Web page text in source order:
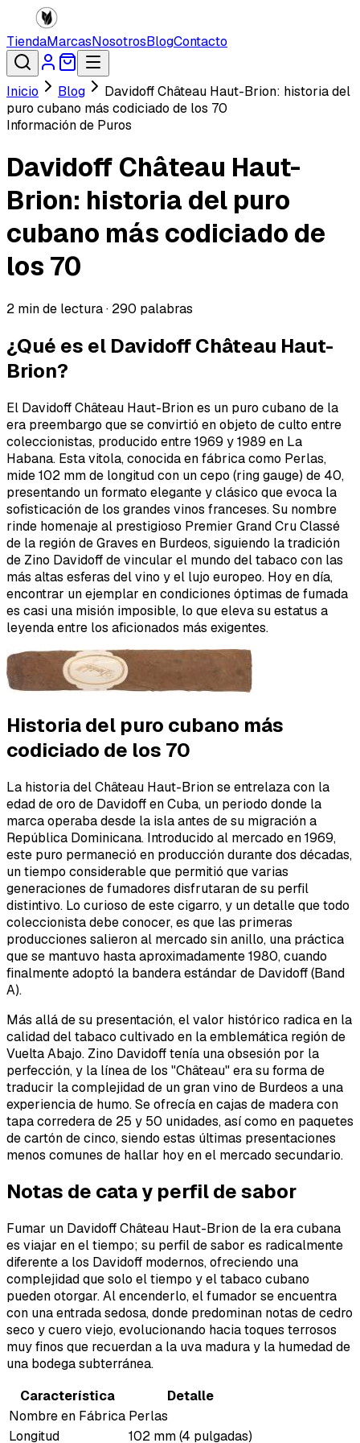
TiendaMarcasNosotrosBlogContacto
Inicio Blog
Davidoff Château Haut-Brion: historia del
puro cubano más codiciado de los 70
Información de Puros
Davidoff Château Haut-
Brion: historia del puro
cubano más codiciado de
los 70
2 min de lectura · 290 palabras
¿Qué es el Davidoff Château Haut-
Brion?
El Davidoff Château Haut-Brion es un puro cubano de la
era preembargo que se convirtió en objeto de culto entre
coleccionistas, producido entre 1969 y 1989 en La
Habana. Esta vitola, conocida en fábrica como Perlas,
mide 102 mm de longitud con un cepo (ring gauge) de 40,
presentando un formato elegante y clásico que evoca la
sofisticación de los grandes vinos franceses. Su nombre
rinde homenaje al prestigioso Premier Grand Cru Classé
de la región de Graves en Burdeos, siguiendo la tradición
de Zino Davidoff de vincular el mundo del tabaco con las
más altas esferas del vino y el lujo europeo. Hoy en día,
encontrar un ejemplar en condiciones óptimas de fumada
es casi una misión imposible, lo que eleva su estatus a
leyenda entre los aficionados más exigentes.
Historia del puro cubano más
codiciado de los 70
La historia del Château Haut-Brion se entrelaza con la
edad de oro de Davidoff en Cuba, un periodo donde la
marca operaba desde la isla antes de su migración a
República Dominicana. Introducido al mercado en 1969,
este puro permaneció en producción durante dos décadas,
un tiempo considerable que permitió que varias
generaciones de fumadores disfrutaran de su perfil
distintivo. Lo curioso de este cigarro, y un detalle que todo
coleccionista debe conocer, es que las primeras
producciones salieron al mercado sin anillo, una práctica
que se mantuvo hasta aproximadamente 1980, cuando
finalmente adoptó la bandera estándar de Davidoff (Band
A).
Más allá de su presentación, el valor histórico radica en la
calidad del tabaco cultivado en la emblemática región de
Vuelta Abajo. Zino Davidoff tenía una obsesión por la
perfección, y la línea de los "Château" era su forma de
traducir la complejidad de un gran vino de Burdeos a una
experiencia de humo. Se ofrecía en cajas de madera con
tapa corredera de 25 y 50 unidades, así como en paquetes
de cartón de cinco, siendo estas últimas presentaciones
menos comunes de hallar hoy en el mercado secundario.
Notas de cata y perfil de sabor
Fumar un Davidoff Château Haut-Brion de la era cubana
es viajar en el tiempo; su perfil de sabor es radicalmente
diferente a los Davidoff modernos, ofreciendo una
complejidad que solo el tiempo y el tabaco cubano
pueden otorgar. Al encenderlo, el fumador se encuentra
con una entrada sedosa, donde predominan notas de cedro
seco y cuero viejo, evolucionando hacia toques terrosos
muy finos que recuerdan a la uva madura y la humedad de
una bodega subterránea.
Característica
Detalle
Nombre en Fábrica Perlas
Longitud
102 mm (4 pulgadas)